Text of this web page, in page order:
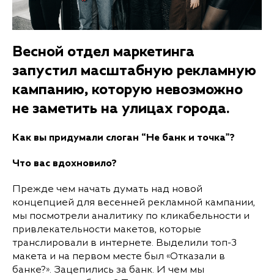
Весной отдел маркетинга
запустил масштабную рекламную
кампанию, которую невозможно
не заметить на улицах города.
Как вы придумали слоган “Не банк и точка”?
Что вас вдохновило?
Прежде чем начать думать над новой
концепцией для весенней рекламной кампании,
мы посмотрели аналитику по кликабельности и
привлекательности макетов, которые
транслировали в интернете. Выделили топ-3
макета и на первом месте был «Отказали в
банке?». Зацепились за банк. И чем мы